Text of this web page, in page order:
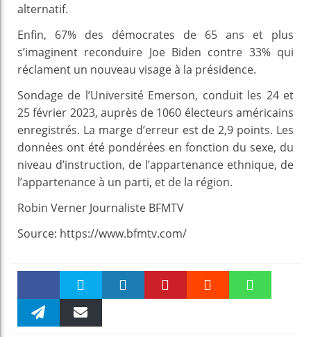
alternatif.
Enfin, 67% des démocrates de 65 ans et plus
s’imaginent reconduire Joe Biden contre 33% qui
réclament un nouveau visage à la présidence.
Sondage de l’Université Emerson, conduit les 24 et
25 février 2023, auprès de 1060 électeurs américains
enregistrés. La marge d’erreur est de 2,9 points. Les
données ont été pondérées en fonction du sexe, du
niveau d’instruction, de l’appartenance ethnique, de
l’appartenance à un parti, et de la région.
Robin Verner Journaliste BFMTV
Source: https://www.bfmtv.com/
Faceboo Twitter